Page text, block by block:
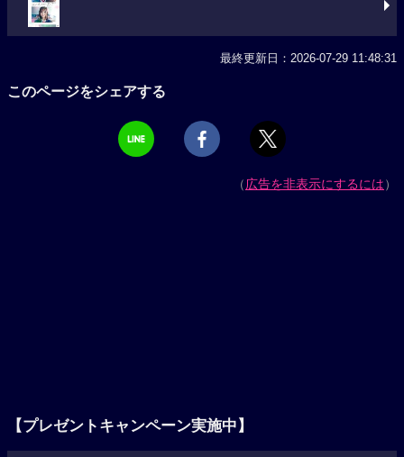
最終更新日：2026-07-29 11:48:31
このページをシェアする
（広告を非表示にするには）
【プレゼントキャンペーン実施中】